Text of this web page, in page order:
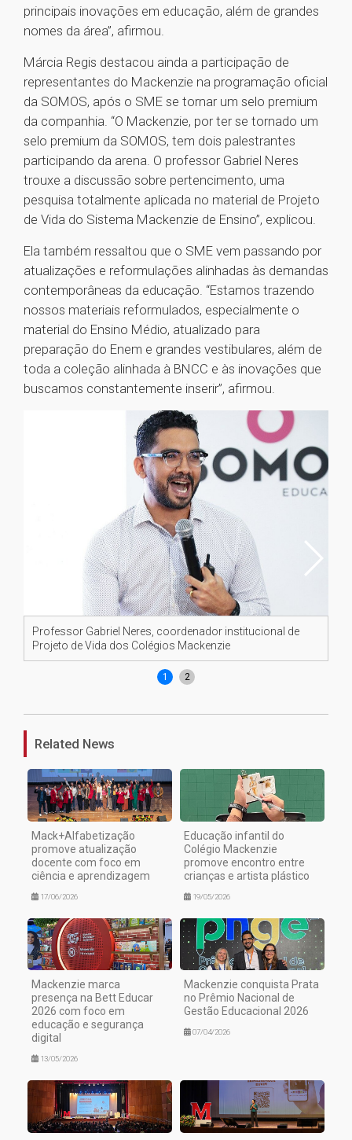
principais inovações em educação, além de grandes
nomes da área”, afirmou.
Márcia Regis destacou ainda a participação de
representantes do Mackenzie na programação oficial
da SOMOS, após o SME se tornar um selo premium
da companhia. “O Mackenzie, por ter se tornado um
selo premium da SOMOS, tem dois palestrantes
participando da arena. O professor Gabriel Neres
trouxe a discussão sobre pertencimento, uma
pesquisa totalmente aplicada no material de Projeto
de Vida do Sistema Mackenzie de Ensino”, explicou.
Ela também ressaltou que o SME vem passando por
atualizações e reformulações alinhadas às demandas
contemporâneas da educação. “Estamos trazendo
nossos materiais reformulados, especialmente o
material do Ensino Médio, atualizado para
preparação do Enem e grandes vestibulares, além de
toda a coleção alinhada à BNCC e às inovações que
buscamos constantemente inserir”, afirmou.
Professor Gabriel Neres, coordenador institucional de
Projeto de Vida dos Colégios Mackenzie
1 2
Related News
Mack+Alfabetização
promove atualização
docente com foco em
ciência e aprendizagem
17/06/2026
Educação infantil do
Colégio Mackenzie
promove encontro entre
crianças e artista plástico
19/05/2026
Mackenzie marca
presença na Bett Educar
2026 com foco em
educação e segurança
digital
13/05/2026
Mackenzie conquista Prata
no Prêmio Nacional de
Gestão Educacional 2026
07/04/2026